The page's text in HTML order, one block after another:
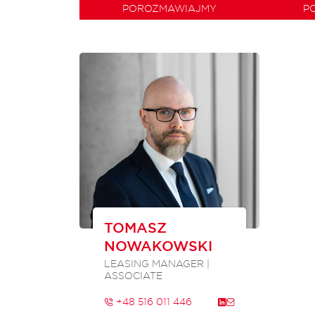
POROZMAWIAJMY
TOMASZ
NOWAKOWSKI
LEASING MANAGER |
ASSOCIATE
+48 516 011 446